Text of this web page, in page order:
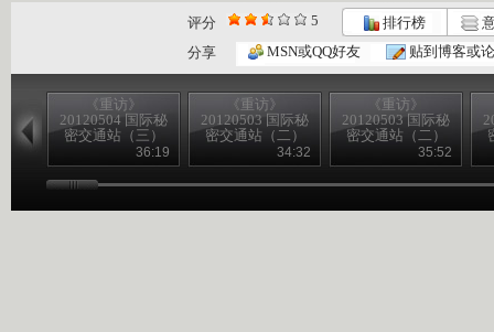
评分 5 排行榜
分享
MSN或QQ好友 贴到博客或
《重访》
20120504 国际秘
密交通站（三）
36:19
《重访》
20120503 国际秘
密交通站（二）
34:32
《重访》
20120503 国际秘
密交通站（二）
35:52